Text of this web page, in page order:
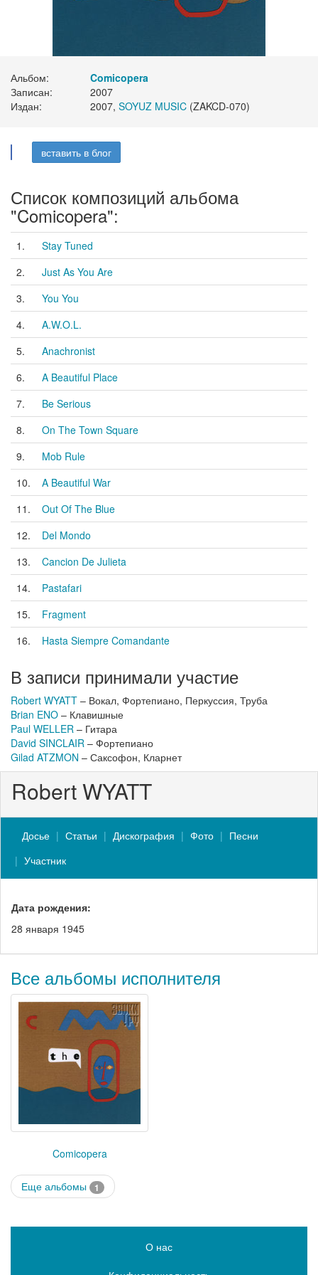
Альбом:
Comicopera
Записан:
2007
Издан:
2007, SOYUZ MUSIC (ZAKCD-070)
вставить в блог
Список композиций альбома
"Comicopera":
1.
Stay Tuned
2.
Just As You Are
3.
You You
4.
A.W.O.L.
5.
Anachronist
6.
A Beautiful Place
7.
Be Serious
8.
On The Town Square
9.
Mob Rule
10.
A Beautiful War
11.
Out Of The Blue
12.
Del Mondo
13.
Cancion De Julieta
14.
Pastafari
15.
Fragment
16.
Hasta Siempre Comandante
В записи принимали участие
Robert WYATT – Вокал, Фортепиано, Перкуссия, Труба
Brian ENO – Клавишные
Paul WELLER – Гитара
David SINCLAIR – Фортепиано
Gilad ATZMON – Саксофон, Кларнет
Robert WYATT
Досье Статьи Дискография Фото
Песни
Участник
Дата рождения:
28 января 1945
Все альбомы исполнителя
Comicopera
Еще альбомы 1
О нас